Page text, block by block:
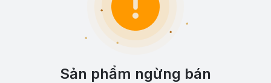
Sản phẩm ngừng bán